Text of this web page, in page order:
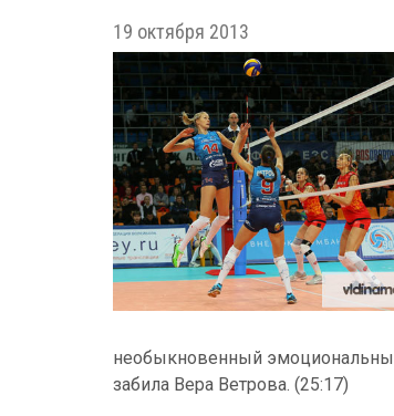
19 октября 2013
необыкновенный
забила Вера Ветрова. (25:17)